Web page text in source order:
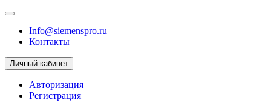
Info@siemenspro.ru
Контакты
Личный кабинет
Авторизация
Регистрация